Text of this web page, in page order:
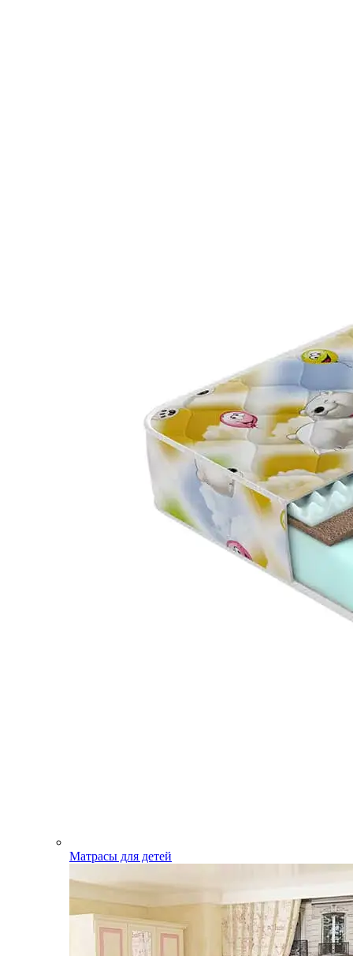
Матрасы для детей